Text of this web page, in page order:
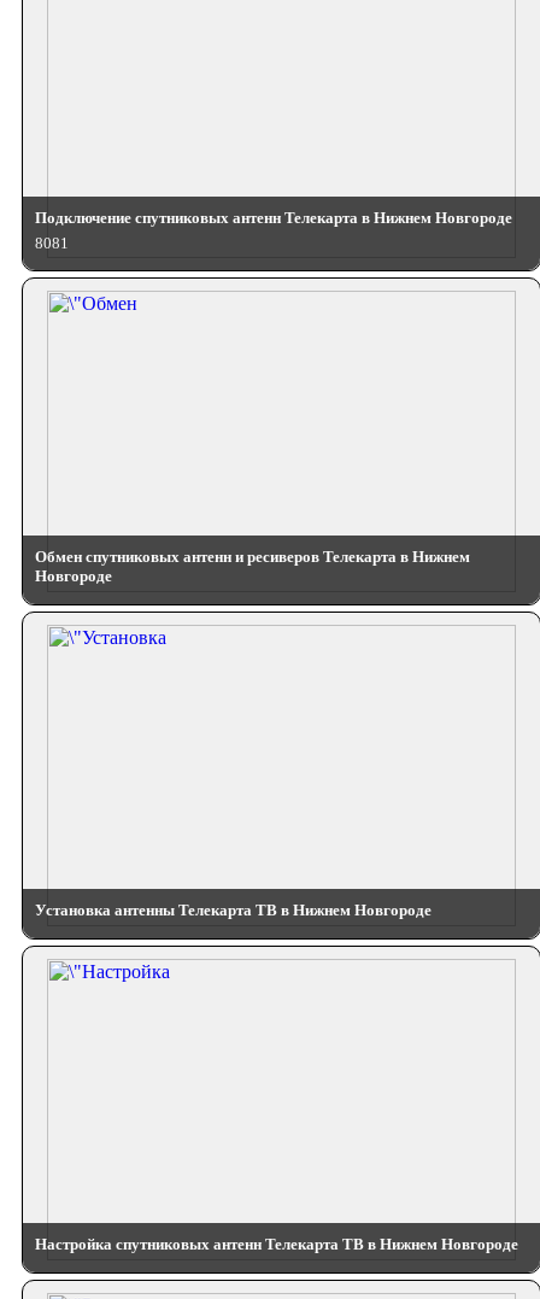
Подключение спутниковых антенн Телекарта в Нижнем Новгороде
8081
Обмен спутниковых антенн и ресиверов Телекарта в Нижнем
Новгороде
Установка антенны Телекарта ТВ в Нижнем Новгороде
Настройка спутниковых антенн Телекарта ТВ в Нижнем Новгороде